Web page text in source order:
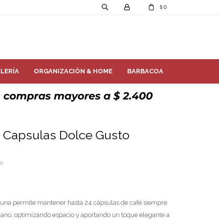
ORGANIZACIÓN & HOME BARBACOA
$ 0
Dolce Gusto
permite mantener hasta 24 cápsulas de café siempre
optimizando espacio y aportando un toque elegante a